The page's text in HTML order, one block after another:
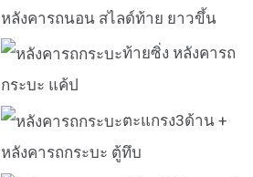
หลังคารถนอน สไลด์ท้าย ยาวขึ้น
ท้ายซิ่ง หลังคารถ
กระบะ แค้ป
ตะแกรง3ด้าน +
หลังคารถกระบะ ตู้ทึบ